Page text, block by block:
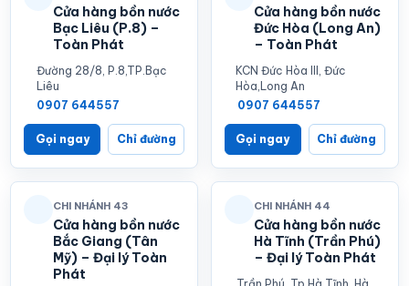
Cửa hàng bồn nước
Bạc Liêu (P.8) –
Toàn Phát
Đường 28/8, P.8,TP.Bạc
Liêu
0907 644557
Gọi ngay Chỉ đường
Cửa hàng bồn nước
Đức Hòa (Long An)
– Toàn Phát
KCN Đức Hòa III, Đức
Hòa,Long An
0907 644557
Gọi ngay Chỉ đường
CHI NHÁNH 43
Cửa hàng bồn nước
Bắc Giang (Tân
Mỹ) – Đại lý Toàn
Phát
CHI NHÁNH 44
Cửa hàng bồn nước
Hà Tĩnh (Trần Phú)
– Đại lý Toàn Phát